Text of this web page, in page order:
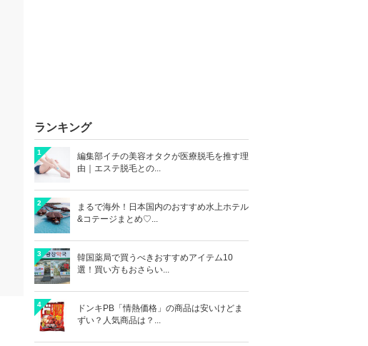
ランキング
1
編集部イチの美容オタクが医療脱毛を推す理
由｜エステ脱毛との...
2
まるで海外！日本国内のおすすめ水上ホテル
&コテージまとめ♡...
3
韓国薬局で買うべきおすすめアイテム10
選！買い方もおさらい...
4
ドンキPB「情熱価格」の商品は安いけどま
ずい？人気商品は？...